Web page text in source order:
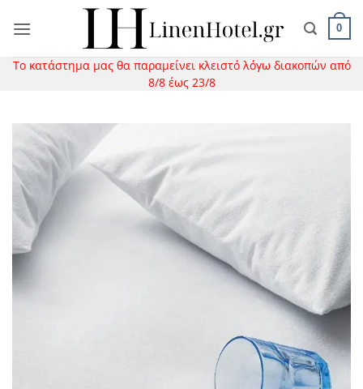
στο
0
Το κατάστημα μας θα παραμείνει κλειστό λόγω διακοπών από
8/8 έως 23/8